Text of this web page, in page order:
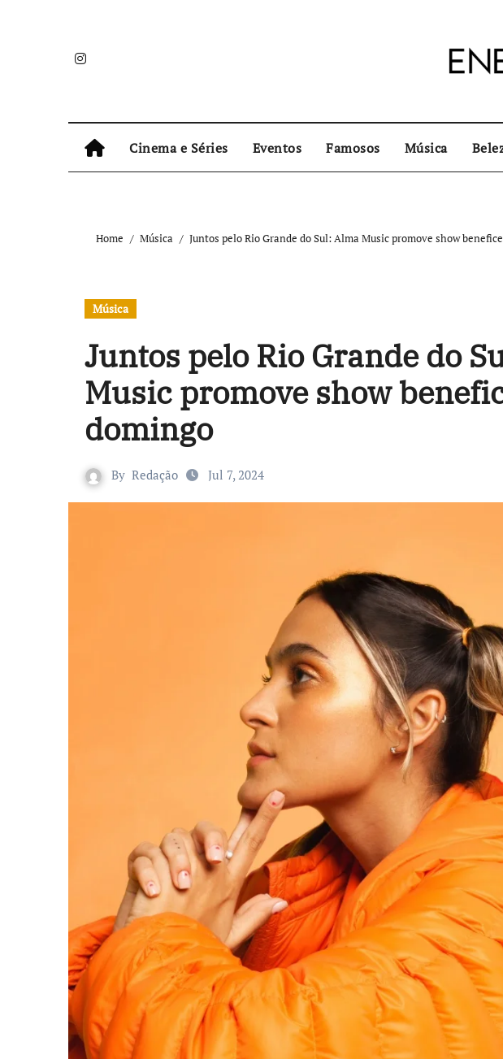
Cinema e Séries Eventos Famosos Música
Home Música Juntos pelo Rio Grande do Sul: Alma Music promove show
Música
Juntos pelo Rio Grande do
Music promove show
domingo
By Redação Jul 7, 2024